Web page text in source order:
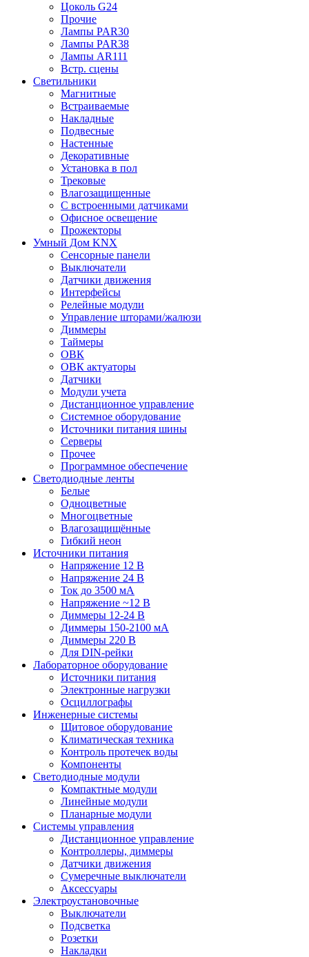
Цоколь G24
Прочие
Лампы PAR30
Лампы PAR38
Лампы AR111
Встр. сцены
Светильники
Магнитные
Встраиваемые
Накладные
Подвесные
Настенные
Декоративные
Установка в пол
Трековые
Влагозащищенные
С встроенными датчиками
Офисное освещение
Прожекторы
Умный Дом KNX
Сенсорные панели
Выключатели
Датчики движения
Интерфейсы
Релейные модули
Управление шторами/жалюзи
Диммеры
Таймеры
ОВК
ОВК актуаторы
Датчики
Модули учета
Дистанционное управление
Системное оборудование
Источники питания шины
Серверы
Прочее
Программное обеспечение
Светодиодные ленты
Белые
Одноцветные
Многоцветные
Влагозащищённые
Гибкий неон
Источники питания
Напряжение 12 В
Напряжение 24 В
Ток до 3500 мА
Напряжение ~12 В
Диммеры 12-24 В
Диммеры 150-2100 мА
Диммеры 220 В
Для DIN-рейки
Лабораторное оборудование
Источники питания
Электронные нагрузки
Осциллографы
Инженерные системы
Щитовое оборудование
Климатическая техника
Контроль протечек воды
Компоненты
Светодиодные модули
Компактные модули
Линейные модули
Планарные модули
Системы управления
Дистанционное управление
Контроллеры, диммеры
Датчики движения
Сумеречные выключатели
Аксессуары
Электроустановочные
Выключатели
Подсветка
Розетки
Накладки